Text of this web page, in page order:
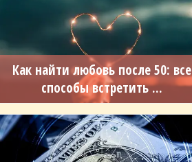
Как найти любовь после 50: все
способы встретить ...